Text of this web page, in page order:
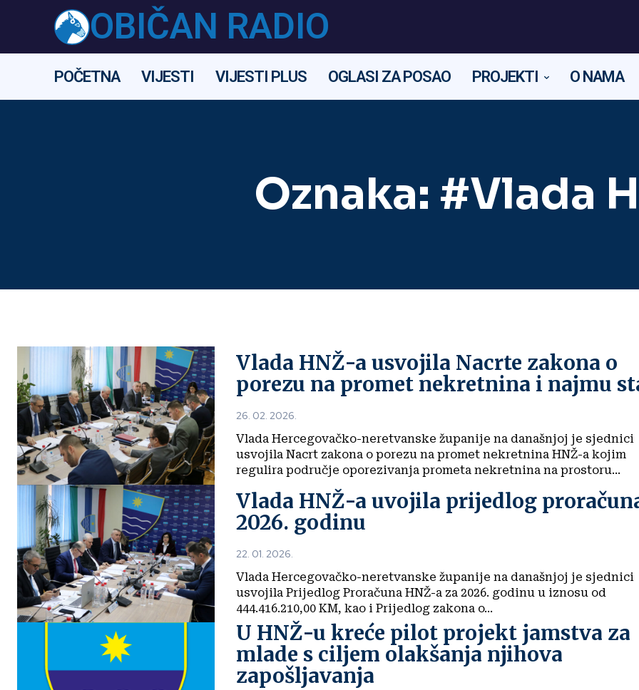
OBIČAN RADIO
POČETNA VIJESTI VIJESTI PLUS OGLASI ZA POSAO PROJEKTI O NAMA
Oznaka: #Vlada
Vlada HNŽ-a usvojila Nacrte zakona o
porezu na promet nekretnina i najmu
26. 02. 2026.
Vlada Hercegovačko-neretvanske županije na današnjoj je sjednici
usvojila Nacrt zakona o porezu na promet nekretnina HNŽ-a kojim
regulira područje oporezivanja prometa nekretnina na prostoru...
Vlada HNŽ-a uvojila prijedlog
2026. godinu
22. 01. 2026.
Vlada Hercegovačko-neretvanske županije na današnjoj je sjednici
usvojila Prijedlog Proračuna HNŽ-a za 2026. godinu u iznosu od
444.416.210,00 KM, kao i Prijedlog zakona o...
U HNŽ-u kreće pilot projekt jamstva za
mlade s ciljem olakšanja njihova
zapošljavanja